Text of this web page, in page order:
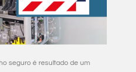
seguro é resultado de um